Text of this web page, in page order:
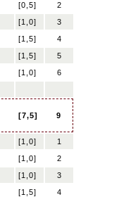
[0,5]
2
[1,0]
3
[1,5]
4
[1,5]
5
[1,0] 6
[7,5] 9
[1,0]
1
[1,0]
2
[1,0]
3
[1,5]
4